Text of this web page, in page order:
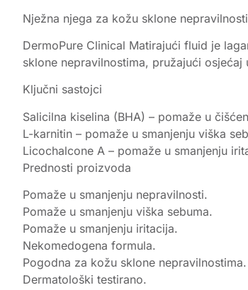
Nježna njega za kožu sklone
DermoPure Clinical Matirajući fluid je
sklone nepravilnostima, pružajući osjećaj
Ključni sastojci
Salicilna kiselina (BHA) – pomaže u
L-karnitin – pomaže u smanjenju viška
Licochalcone A – pomaže u smanjenju
Prednosti proizvoda
Pomaže u smanjenju nepravilnosti.
Pomaže u smanjenju viška sebuma.
Pomaže u smanjenju iritacija.
Nekomedogena formula.
Pogodna za kožu sklone nepravilnostima.
Dermatološki testirano.